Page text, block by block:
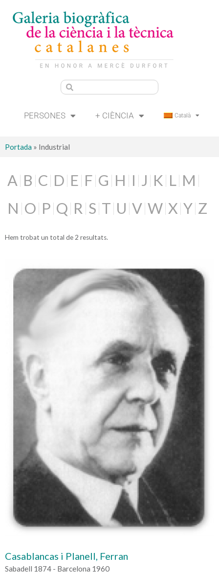
PERSONES + CIÈNCIA Català
Portada » Industrial
A B C D E F G H I J K L M
N O P Q R S T U V W X Y Z
Hem trobat un total de 2 resultats.
Casablancas i Planell, Ferran
Sabadell 1874 - Barcelona 1960